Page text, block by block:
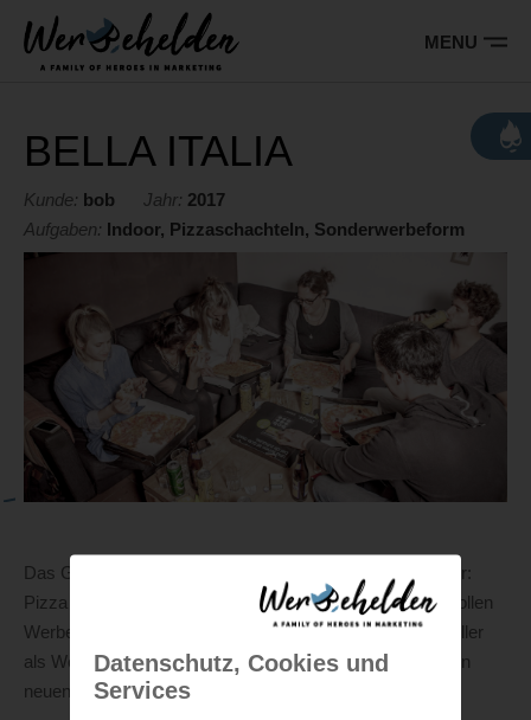
Datenschutz, Cookies und
Services
Bedienung
Leistungen
Referenzen
Kontakt
Jobs
MENU
BELLA ITALIA
Kunde: bob Jahr: 2017
Aufgaben: Indoor, Pizzaschachteln, Sonderwerbeform
Das Grundnahrungsmittel der Studenten und Großstädter:
Pizza vom Lieferdienst! Warum also nicht hier für einen tollen
Werbeeffekt sorgen und die Alternative zum Porzellan-Teller
als Werbefläche nutzen? Mit Pizzaschachteln hat bob den
neuen Tarif angekündigt.